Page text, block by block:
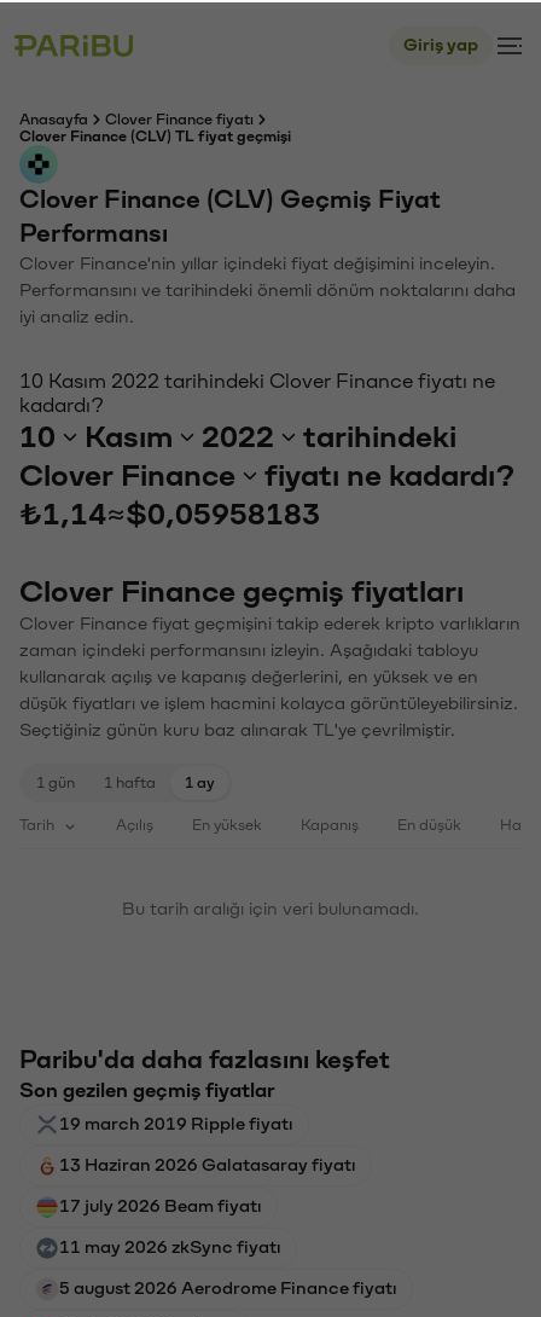
Giriş yap
Anasayfa
Clover Finance fiyatı
Clover Finance (CLV) TL fiyat geçmişi
Clover Finance (CLV) Geçmiş Fiyat
Performansı
Clover Finance'nin yıllar içindeki fiyat değişimini inceleyin.
Performansını ve tarihindeki önemli dönüm noktalarını daha
iyi analiz edin.
10 Kasım 2022 tarihindeki Clover Finance fiyatı ne
kadardı?
10 Kasım 2022
tarihindeki
Clover Finance
fiyatı ne kadardı?
₺1,14≈$0,05958183
Clover Finance geçmiş fiyatları
Clover Finance fiyat geçmişini takip ederek kripto varlıkların
zaman içindeki performansını izleyin. Aşağıdaki tabloyu
kullanarak açılış ve kapanış değerlerini, en yüksek ve en
düşük fiyatları ve işlem hacmini kolayca görüntüleyebilirsiniz.
Seçtiğiniz günün kuru baz alınarak TL'ye çevrilmiştir.
1 gün 1 hafta 1 ay
Tarih Açılış En yüksek Kapanış En düşük
Bu tarih aralığı için veri bulunamadı.
Paribu'da daha fazlasını keşfet
Son gezilen geçmiş fiyatlar
19 march 2019 Ripple fiyatı
13 Haziran 2026 Galatasaray fiyatı
17 july 2026 Beam fiyatı
11 may 2026 zkSync fiyatı
5 august 2026 Aerodrome Finance fiyatı